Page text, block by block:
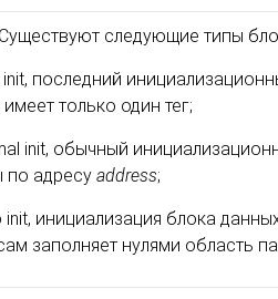
следующие типы
последний
только один тег;
init, обычный
адресу address;
инициализация блока
заполняет нулями область